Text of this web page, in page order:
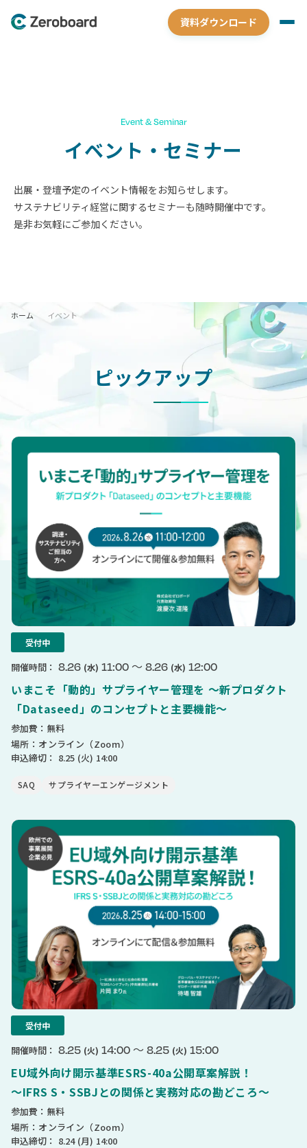
資料ダウンロード
Event & Seminar
イベント・セミナー
出展・登壇予定のイベント情報をお知らせします。
サステナビリティ経営に関するセミナーも随時開催中です。
是非お気軽にご参加ください。
ホーム イベント
ピックアップ
受付中
開催時間： 8.26 (水) 11:00 〜 8.26 (水) 12:00
いまこそ「動的」サプライヤー管理を 〜新プロダクト
「Dataseed」のコンセプトと主要機能〜
参加費：無料
場所：オンライン（Zoom）
申込締切： 8.25 (火) 14:00
SAQ サプライヤーエンゲージメント
受付中
開催時間： 8.25 (火) 14:00 〜 8.25 (火) 15:00
EU域外向け開示基準ESRS-40a公開草案解説！
〜IFRS S・SSBJとの関係と実務対応の勘どころ〜
参加費：無料
場所：オンライン（Zoom）
申込締切： 8.24 (月) 14:00